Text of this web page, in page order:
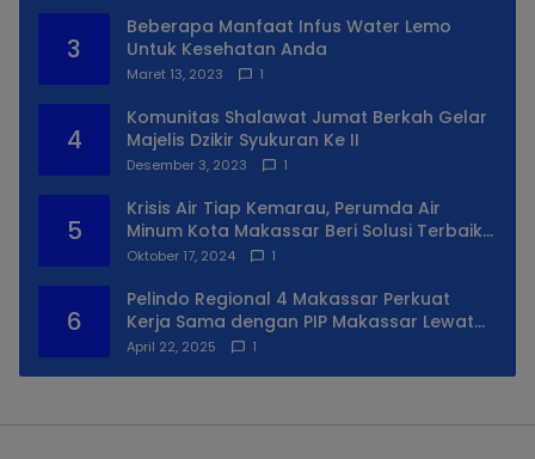
3
Beberapa Manfaat Infus Water Lemo
Untuk Kesehatan Anda
Maret 13, 2023 1
4
Komunitas Shalawat Jumat Berkah Gelar
Majelis Dzikir Syukuran Ke II
Desember 3, 2023 1
5
Krisis Air Tiap Kemarau, Perumda Air
Minum Kota Makassar Beri Solusi Terbaik
Untuk Daerah Utara Kota
Oktober 17, 2024 1
6
Pelindo Regional 4 Makassar Perkuat
Kerja Sama dengan PIP Makassar Lewat
Praktek Lapangan
April 22, 2025 1